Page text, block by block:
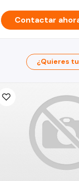
Contactar
¿Quieres